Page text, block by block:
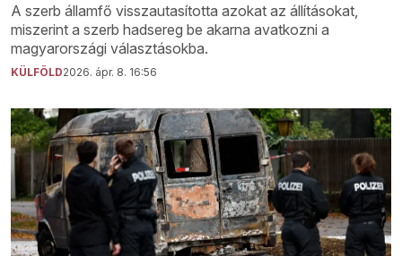
A szerb államfő visszautasította azokat az állításokat,
miszerint a szerb hadsereg be akarna avatkozni a
magyarországi választásokba.
KÜLFÖLD2026. ápr. 8. 16:56